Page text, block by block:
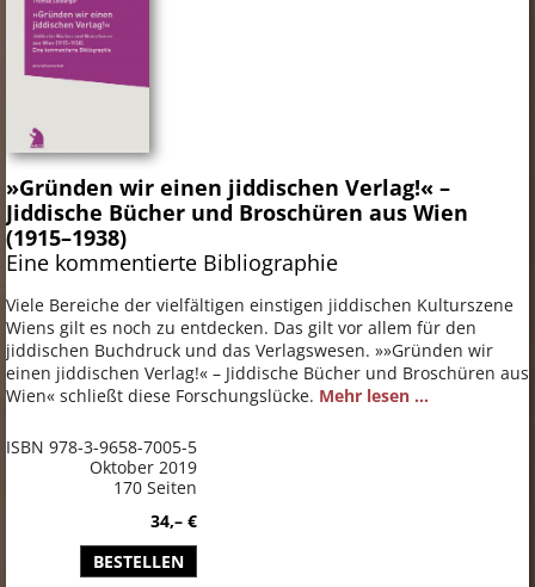
»Gründen wir einen jiddischen Verlag!« –
Jiddische Bücher und Broschüren aus Wien
(1915–1938)
Eine kommentierte Bibliographie
Viele Bereiche der vielfältigen einstigen jiddischen Kulturszene
Wiens gilt es noch zu entdecken. Das gilt vor allem für den
jiddischen Buchdruck und das Verlagswesen. »»Gründen wir
einen jiddischen Verlag!« – Jiddische Bücher und Broschüren aus
Wien« schließt diese Forschungslücke. Mehr lesen ...
ISBN 978-3-9658-7005-5
Oktober 2019
170 Seiten
34,– €
BESTELLEN